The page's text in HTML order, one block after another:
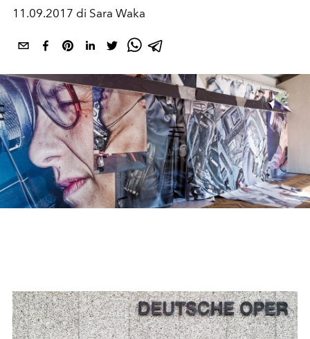
11.09.2017 di Sara Waka